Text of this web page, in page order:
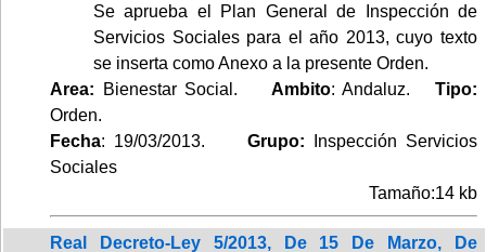
Se aprueba el Plan General de Inspección de
Servicios Sociales para el año 2013, cuyo texto
se inserta como Anexo a la presente Orden.
Area: Bienestar Social. Ambito: Andaluz.Tipo:
Orden.
Fecha: 19/03/2013. Grupo:
Inspección Servicios
Sociales
Tamaño:14 kb
Real Decreto-Ley 5/2013, De 15 De Marzo, De